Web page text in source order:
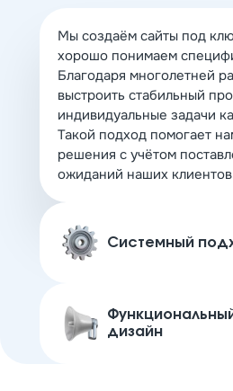
Мы создаём сайты под
хорошо понимаем
Благодаря многолетней
выстроить стабильный
индивидуальные задачи
Такой подход помогает
решения с учётом
ожиданий наших
Системный
дизайн